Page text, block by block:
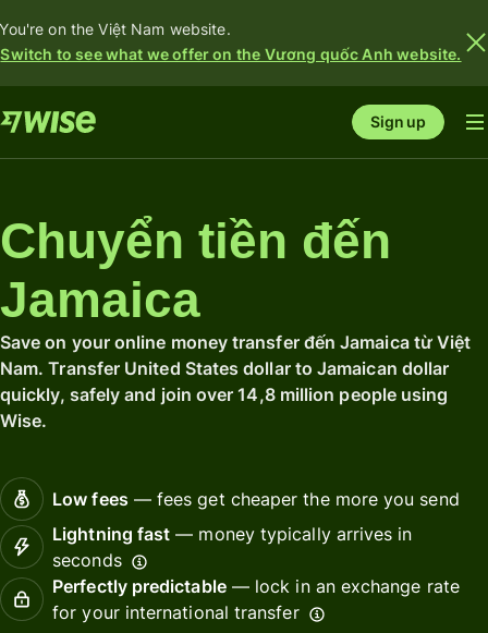
You're on the Việt Nam website.
Switch to see what we offer on the Vương quốc Anh website.
Sign up
Chuyển tiền đến
Jamaica
Save on your online money transfer đến Jamaica từ Việt
Nam. Transfer United States dollar to Jamaican dollar
quickly, safely and join over 14,8 million people using
Wise.
Low fees— fees get cheaper the more you send
Lightning fast — money typically arrives in
seconds
Perfectly predictable— lock in an exchange rate
for your international transfer